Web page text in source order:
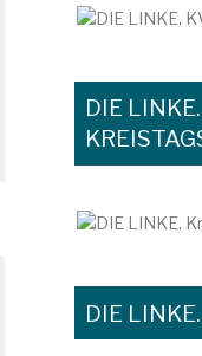
DIE LINKE.
DIE